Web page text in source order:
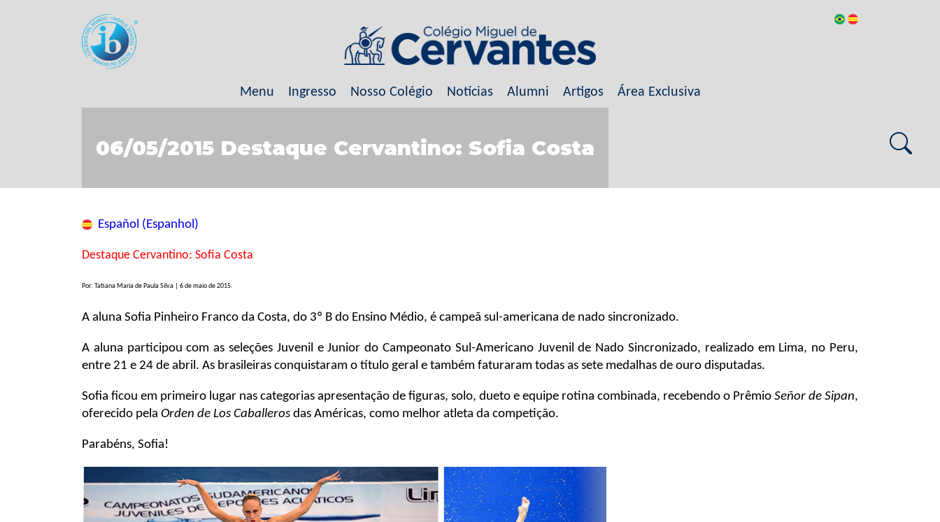
Menu Ingresso Nosso Colégio Notícias Alumni Artigos Área Exclusiva
06/05/2015 Destaque Cervantino: Sofia Costa
Español (Espanhol)
Destaque Cervantino: Sofia Costa
Por: Tatiana Maria de Paula Silva | 6 de maio de 2015.
A aluna Sofia Pinheiro Franco da Costa, do 3º B do Ensino Médio, é campeã sul-americana de nado sincronizado.
A aluna participou com as seleções Juvenil e Junior do Campeonato Sul-Americano Juvenil de Nado Sincronizado, realizado em Lima, no Peru,
entre 21 e 24 de abril. As brasileiras conquistaram o título geral e também faturaram todas as sete medalhas de ouro disputadas.
Sofia ficou em primeiro lugar nas categorias apresentação de figuras, solo, dueto e equipe rotina combinada, recebendo o Prêmio Señor de Sipan,
oferecido pela Orden de Los Caballeros das Américas, como melhor atleta da competição.
Parabéns, Sofia!